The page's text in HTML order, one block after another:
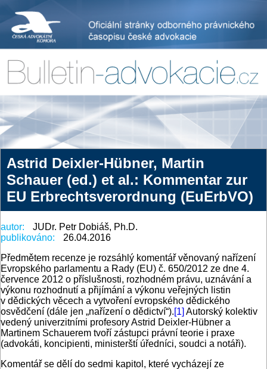
Astrid Deixler-Hübner, Martin
Schauer (ed.) et al.: Kommentar zur
EU Erbrechtsverordnung (EuErbVO)
autor:
JUDr. Petr Dobiáš, Ph.D.
publikováno:
26.04.2016
Předmětem recenze je rozsáhlý komentář věnovaný nařízení
Evropského parlamentu a Rady (EU) č. 650/2012 ze dne 4.
července 2012 o příslušnosti, rozhodném právu, uznávání a
výkonu rozhodnutí a přijímání a výkonu veřejných listin
v dědických věcech a vytvoření evropského dědického
osvědčení (dále jen „nařízení o dědictví“).[1] Autorský kolektiv
vedený univerzitními profesory Astrid Deixler-Hübner a
Martinem Schauerem tvoří zástupci právní teorie i praxe
(advokáti, koncipienti, ministerští úředníci, soudci a notáři).
Komentář se dělí do sedmi kapitol, které vycházejí ze